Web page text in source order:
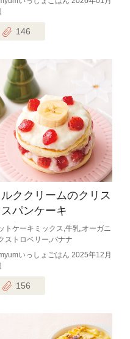
146
ルククリームのクリス
パンケーキ
トケーキミックス,牛乳,オーガニ
ストロベリー,バナナ
いっしょごはん 2025年12月
156